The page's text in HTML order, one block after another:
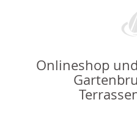
Onlineshop